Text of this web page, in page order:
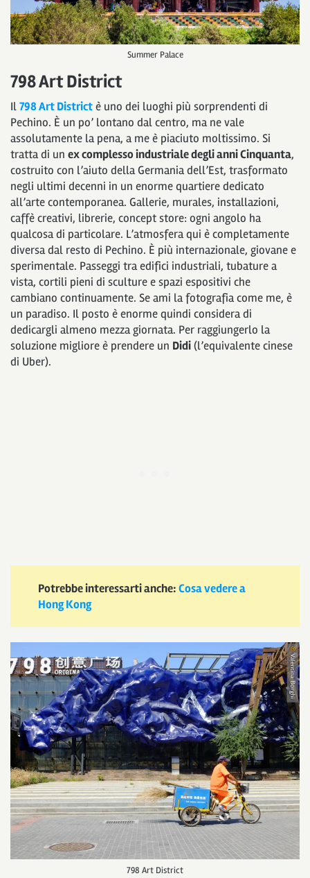
Summer Palace
798 Art District
Il798 Art Districtè uno dei luoghi più sorprendenti di
Pechino. È un po’ lontano dal centro, ma ne vale
assolutamente la pena, a me è piaciuto moltissimo. Si
tratta di un ex complesso industriale degli anni Cinquanta,
costruito con l’aiuto della Germania dell’Est, trasformato
negli ultimi decenni in un enorme quartiere dedicato
all’arte contemporanea. Gallerie, murales, installazioni,
caffè creativi, librerie, concept store: ogni angolo ha
qualcosa di particolare. L’atmosfera qui è completamente
diversa dal resto di Pechino. È più internazionale, giovane e
sperimentale. Passeggi tra edifici industriali, tubature a
vista, cortili pieni di sculture e spazi espositivi che
cambiano continuamente. Se ami la fotografia come me, è
un paradiso. Il posto è enorme quindi considera di
dedicargli almeno mezza giornata. Per raggiungerlo la
soluzione migliore è prendere un Didi(l’equivalente cinese
di Uber).
Potrebbe interessarti anche:Cosa vedere a
Hong Kong
798 Art District